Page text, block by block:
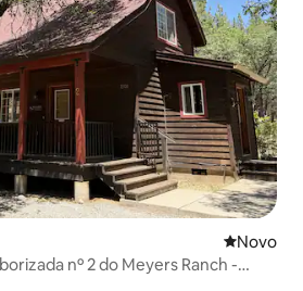
Novo
Novo
nº 2 do Meyers Ranch -